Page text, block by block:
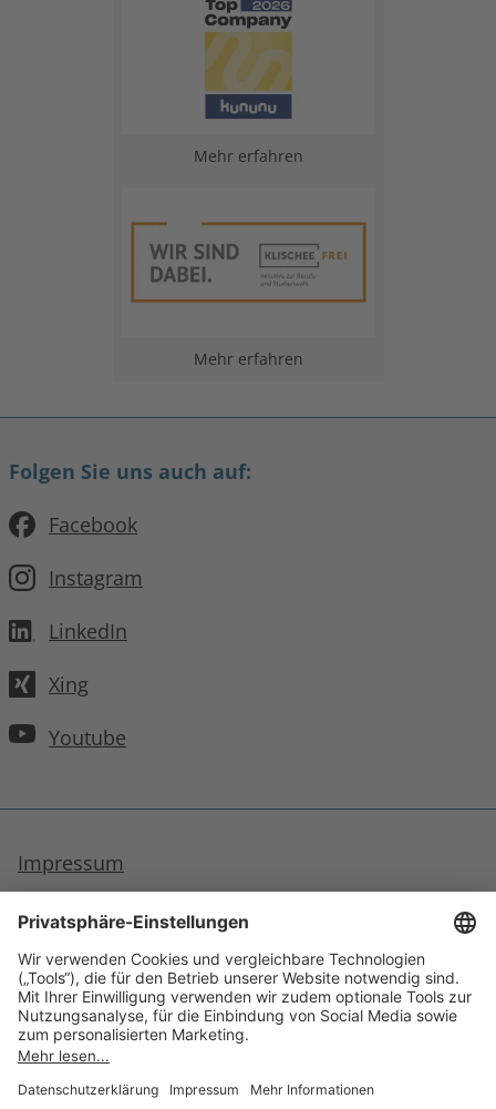
Mehr erfahren
Mehr erfahren
Folgen Sie uns auch auf:
Facebook
Instagram
LinkedIn
Xing
Youtube
Impressum
Datenschutzhinweise
Barrierefreiheit
Inhaltsverzeichnis